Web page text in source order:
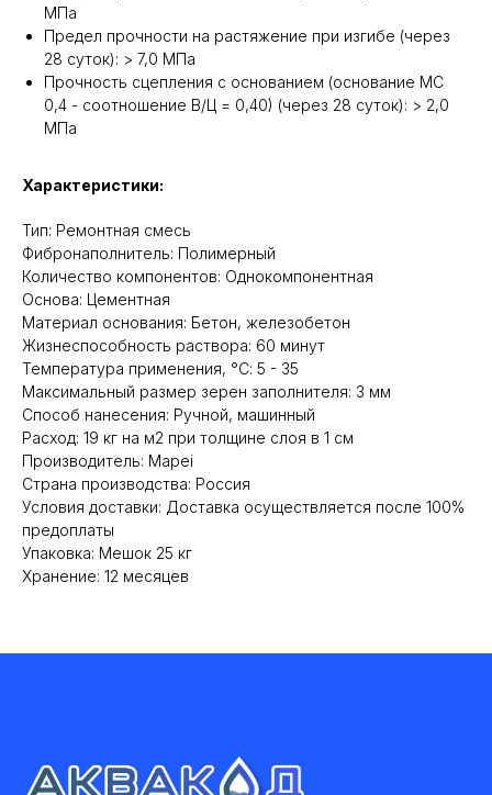
МПа
Предел прочности на растяжение при изгибе (через
28 суток): > 7,0 МПа
Прочность сцепления с основанием (основание МС
0,4 - соотношение В/Ц = 0,40) (через 28 суток): > 2,0
МПа
Характеристики:
Тип: Ремонтная смесь
Фибронаполнитель: Полимерный
Количество компонентов: Однокомпонентная
Основа: Цементная
Материал основания: Бетон, железобетон
Жизнеспособность раствора: 60 минут
Температура применения, °С: 5 - 35
Максимальный размер зерен заполнителя: 3 мм
Способ нанесения: Ручной, машинный
Расход: 19 кг на м2 при толщине слоя в 1 см
Производитель: Mapei
Cтрана производства: Россия
Условия доставки: Доставка осуществляется после 100%
предоплаты
Упаковка: Мешок 25 кг
Хранение: 12 месяцев